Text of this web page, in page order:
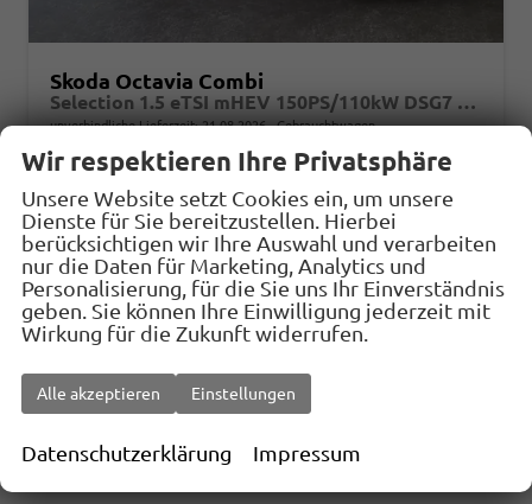
Skoda Octavia Combi
Selection 1.5 eTSI mHEV 150PS/110kW DSG7 2026 +AHK+SUNSET+3-ZONE+RFK+KESSY+EL.HECK+BHZ. LENKRAD
unverbindliche Lieferzeit:21.08.2026 Gebrauchtwagen
Fahrzeugnr. 33135 Getriebe
KraftstoffBenzin Außenfarbe1Z - Black Magic Met.
Leistung110 kW (150 PS) Kilometerstand12.000 km
23.03.2026
31.180,– €
incl. 19% MwSt.
Details
Verbrauch kombiniert:5,40 l/100km
CO2-Klasse:
Wir respektieren Ihre Privatsphäre
Unsere Website setzt Cookies ein, um unsere
Dienste für Sie bereitzustellen. Hierbei
berücksichtigen wir Ihre Auswahl und verarbeiten
nur die Daten für Marketing, Analytics und
Personalisierung, für die Sie uns Ihr Einverständnis
geben. Sie können Ihre Einwilligung jederzeit mit
Wirkung für die Zukunft widerrufen.
Alle akzeptieren Einstellungen
Datenschutzerklärung Impressum